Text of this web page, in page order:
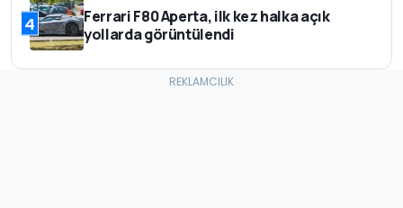
4
Ferrari F80 Aperta, ilk kez halka açık
yollarda görüntülendi